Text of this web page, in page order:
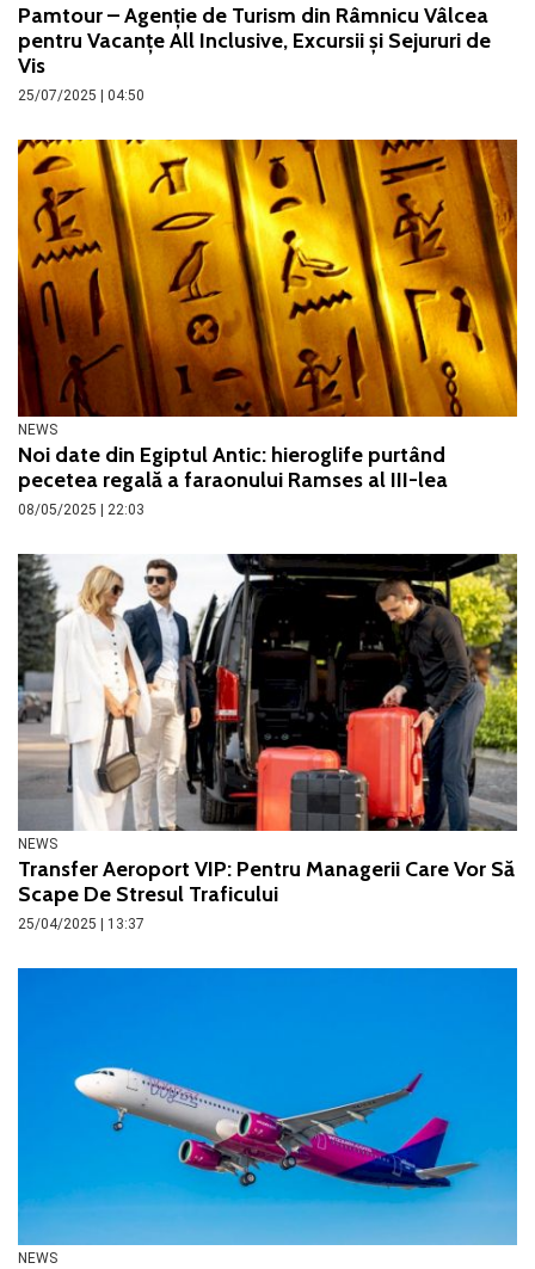
Pamtour – Agenție de Turism din Râmnicu Vâlcea
pentru Vacanțe All Inclusive, Excursii și Sejururi de
Vis
25/07/2025 | 04:50
NEWS
Noi date din Egiptul Antic: hieroglife purtând
pecetea regală a faraonului Ramses al III-lea
08/05/2025 | 22:03
NEWS
Transfer Aeroport VIP: Pentru Managerii Care Vor Să
Scape De Stresul Traficului
25/04/2025 | 13:37
NEWS